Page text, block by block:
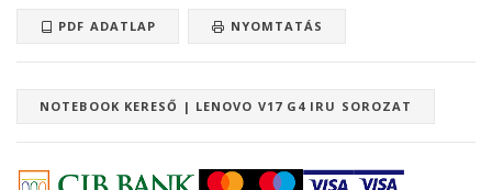
PDF ADATLAP NYOMTATÁS
NOTEBOOK KERESŐ | LENOVO V17 G4 IRU SOROZAT